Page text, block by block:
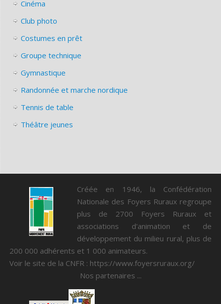
Cinéma
Club photo
Costumes en prêt
Groupe technique
Gymnastique
Randonnée et marche nordique
Tennis de table
Théâtre jeunes
Créée en 1946, la Confédération
Nationale des Foyers Ruraux regroupe
plus de 2700 Foyers Ruraux et
associations d'animation et de
développement du milieu rural, plus de
200 000 adhérents et 1 000 animateurs.
Voir le site de la CNFR : https://www.foyersruraux.org/
Nos partenaires ...